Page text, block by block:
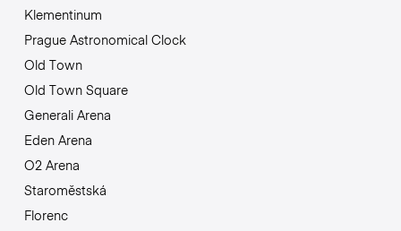
Klementinum
Prague Astronomical Clock
Old Town
Old Town Square
Generali Arena
Eden Arena
O2 Arena
Staroměstská
Florenc